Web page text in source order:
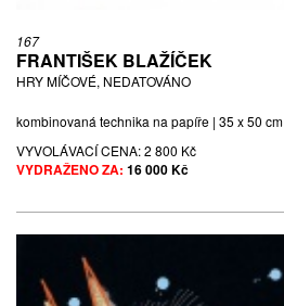
167
FRANTIŠEK BLAŽÍČEK
HRY MÍČOVÉ, NEDATOVÁNO
kombinovaná technika na papíře | 35 x 50 cm
VYVOLÁVACÍ CENA:2 800 Kč
VYDRAŽENO ZA: 16 000 Kč